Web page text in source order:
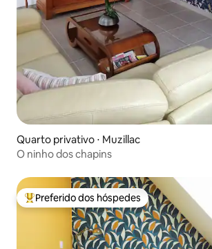
Quarto privativo ⋅ Muzillac
O ninho dos chapins
Entre os melhores preferidos dos hóspedes
Preferido dos hóspedes